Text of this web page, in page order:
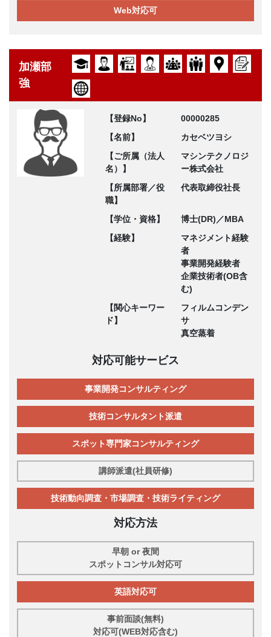
Web対応可
加瀬部
強
【登録No】
00000285
【名前】
カセベツヨシ
【ご所属（法人
名）】
マシンテクノロジ
ー株式会社
【所属部署／役
職】
代表取締役社長
【学位・資格】
博士(DR)／MBA
【経験】
マネジメント経験
者
事業開発経験者
企業技術者(OB含
む)
【関心キーワー
ド】
フィルムコンデン
サ
真空蒸着
対応可能サービス
事業開発コンサルティング
技術コンサルタント派遣
スポット専門家コンサルティング
講師派遣(社員研修)
技術動向調査・市場調査・技術ライティング
対応方法
早朝 or 夜間
スポットコンサル対応可
英語対応可
事前面談(無料)
対応可(WEB対応含む)